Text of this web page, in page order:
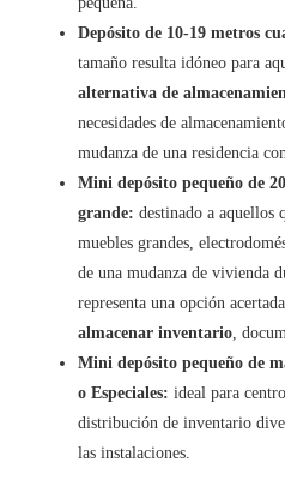
Depósito de 10-19 metros
tamaño resulta idóneo para
alternativa de
necesidades de
mudanza de una residencia
Mini depósito pequeño de
grande: destinado a aquellos
muebles grandes,
de una mudanza de vivienda
representa una opción
almacenar inventario,
Mini depósito pequeño de
o Especiales: ideal para
distribución de inventario
las instalaciones.